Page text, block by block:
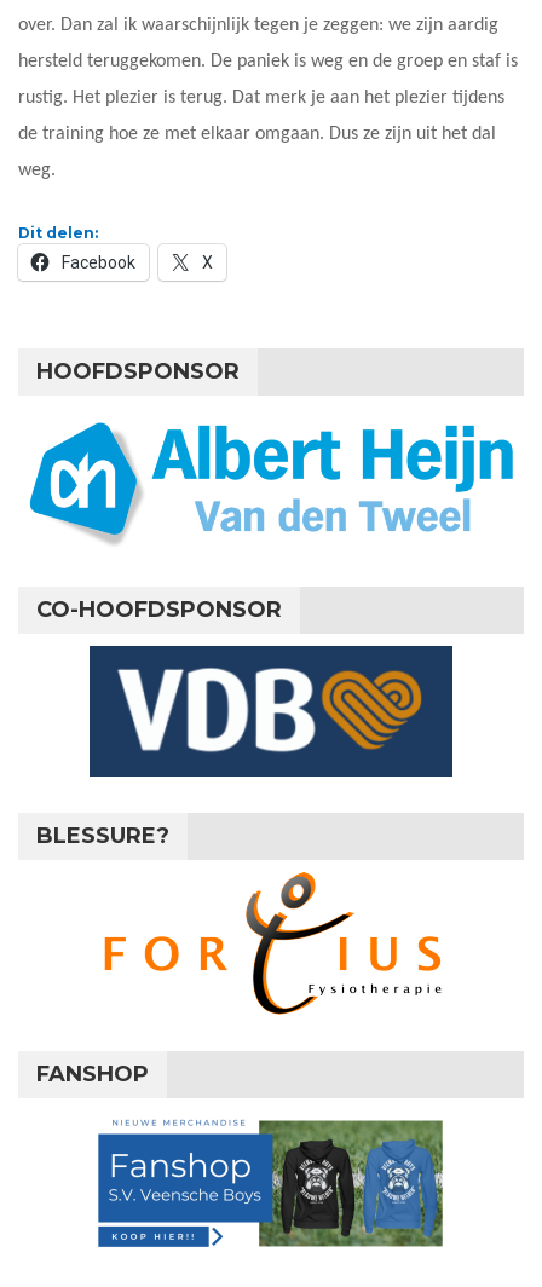
over. Dan zal ik waarschijnlijk tegen je zeggen: we zijn aardig
hersteld teruggekomen. De paniek is weg en de groep en staf is
rustig. Het plezier is terug. Dat merk je aan het plezier tijdens
de training hoe ze met elkaar omgaan. Dus ze zijn uit het dal
weg.
Dit delen:
Facebook X
HOOFDSPONSOR
CO-HOOFDSPONSOR
BLESSURE?
FANSHOP